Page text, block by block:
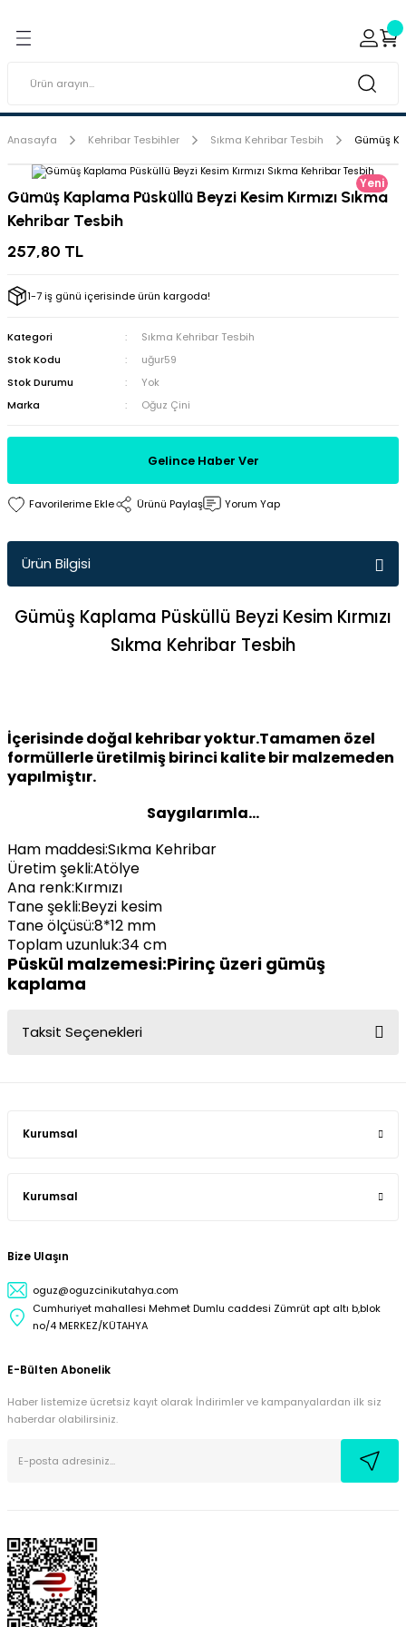
Porselen Boyaları (Toz
Boyaları
Kabartma Boyaları
Tabaklar
Anasayfa Kehribar Tesbihler Sıkma Kehribar Tesbih Gümüş
Yeni
Gümüş Kaplama Püsküllü Beyzi Kesim Kırmızı Sıkma
Kehribar Tesbih
257,80 TL
1-7 iş günü içerisinde ürün kargoda!
Kategori
Sıkma Kehribar Tesbih
Stok Kodu
uğur59
Stok Durumu
Yok
Marka
Oğuz Çini
Gelince Haber Ver
Ürünü Paylaş Yorum Yap
Ürün Bilgisi
Gümüş Kaplama Püsküllü Beyzi Kesim Kırmızı
Sıkma Kehribar Tesbih
İçerisinde doğal kehribar yoktur.Tamamen özel
formüllerle üretilmiş birinci kalite bir malzemeden
yapılmiştır.
Saygılarımla...
Ham maddesi:Sıkma Kehribar
Üretim şekli:Atölye
Ana renk:Kırmızı
Tane şekli:Beyzi kesim
Tane ölçüsü:8*12 mm
Toplam uzunluk:34 cm
Püskül malzemesi:Pirinç üzeri gümüş
kaplama
Taksit Seçenekleri
Kurumsal
Kurumsal
Bize Ulaşın
oguz@oguzcinikutahya.com
Cumhuriyet mahallesi Mehmet Dumlu caddesi Zümrüt apt altı b,blok
no/4 MERKEZ/KÜTAHYA
E-Bülten Abonelik
Haber listemize ücretsiz kayıt olarak İndirimler ve kampanyalardan ilk siz
haberdar olabilirsiniz.